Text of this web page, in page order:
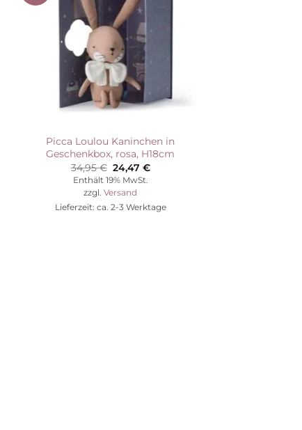
Wunschliste
Picca Loulou Kaninchen in
Geschenkbox, rosa, H18cm
34,95€ Ursprünglicher
Preis
war:
34,95 €
24,47€Aktueller
Enthält 19% MwSt.
zzgl.Versand
Lieferzeit: ca. 2-3 Werktage